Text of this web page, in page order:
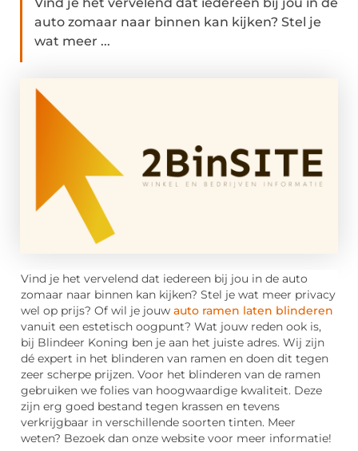
auto zomaar naar binnen kan kijken? Stel je
wat meer ...
Vind je het vervelend dat iedereen bij jou in de auto
zomaar naar binnen kan kijken? Stel je wat meer privacy
wel op prijs? Of wil je jouw auto ramen laten blinderen
vanuit een estetisch oogpunt? Wat jouw reden ook is,
bij Blindeer Koning ben je aan het juiste adres. Wij zijn
dé expert in het blinderen van ramen en doen dit tegen
zeer scherpe prijzen. Voor het blinderen van de ramen
gebruiken we folies van hoogwaardige kwaliteit. Deze
zijn erg goed bestand tegen krassen en tevens
verkrijgbaar in verschillende soorten tinten. Meer
weten? Bezoek dan onze website voor meer informatie!